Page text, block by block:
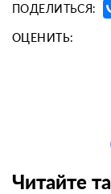
ПОДЕЛИТЬСЯ:
ОЦЕНИТЬ:
Читайте